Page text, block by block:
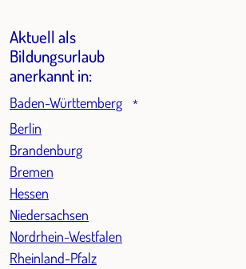
Aktuell als
Bildungsurlaub
anerkannt in:
Baden-Württemberg *
Berlin
Brandenburg
Bremen
Hessen
Niedersachsen
Nordrhein-Westfalen
Rheinland-Pfalz